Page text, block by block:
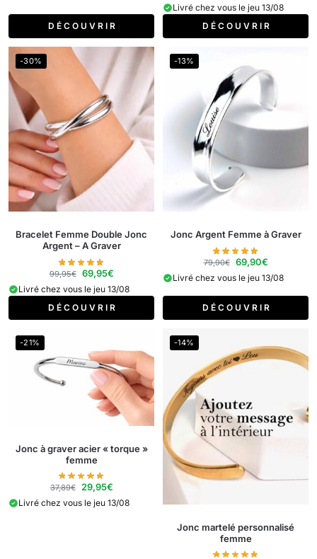
D É C O U V R I R
Livré chez vous le jeu 13/08
D É C O U V R I R
-30%
Bracelet Femme Double Jonc
Argent​ – A Graver
99,95€ 69,95€
Livré chez vous le jeu 13/08
D É C O U V R I R
-13%
Jonc Argent Femme à Graver
79,90€ 69,90€
Livré chez vous le jeu 13/08
D É C O U V R I R
-21%
Jonc à graver acier « torque »
femme
37,89€ 29,95€
Livré chez vous le jeu 13/08
-14%
Jonc martelé personnalisé
femme